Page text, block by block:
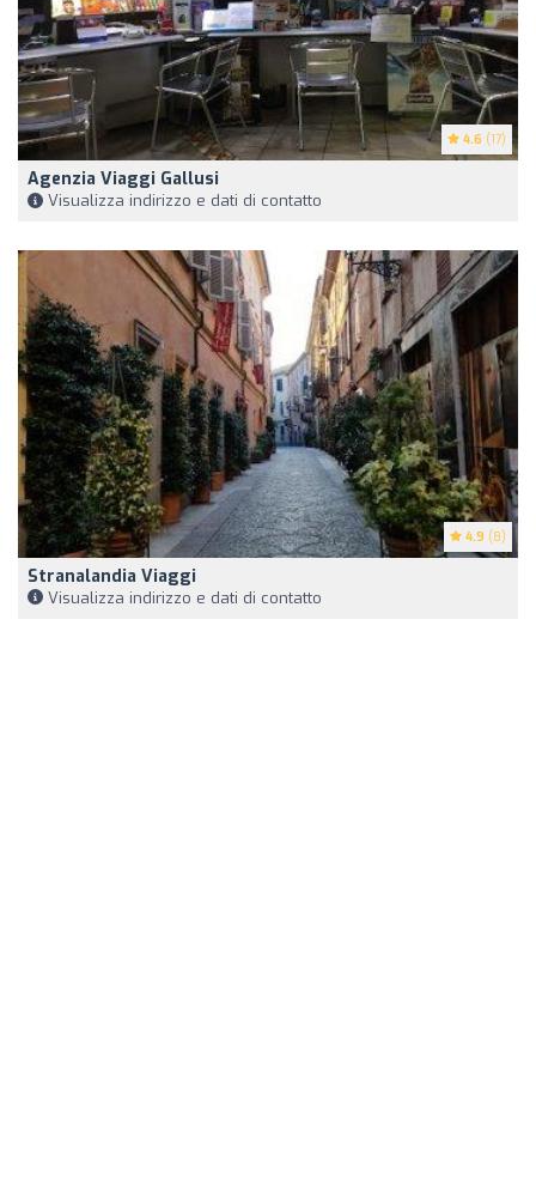
4.6 (17)
Agenzia Viaggi Gallusi
Visualizza indirizzo e dati di contatto
4.9 (8)
Stranalandia Viaggi
Visualizza indirizzo e dati di contatto